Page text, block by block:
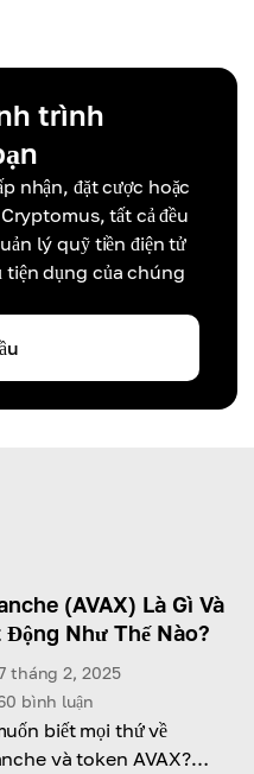
trình
nhận, đặt cược hoặc
tất cả đều
lý quỹ tiền điện tử
tiện dụng của chúng
(AVAX) Là Gì Và
Động Như Thế Nào?
tháng 2, 2025
bình luận
biết mọi thứ về
và token AVAX?